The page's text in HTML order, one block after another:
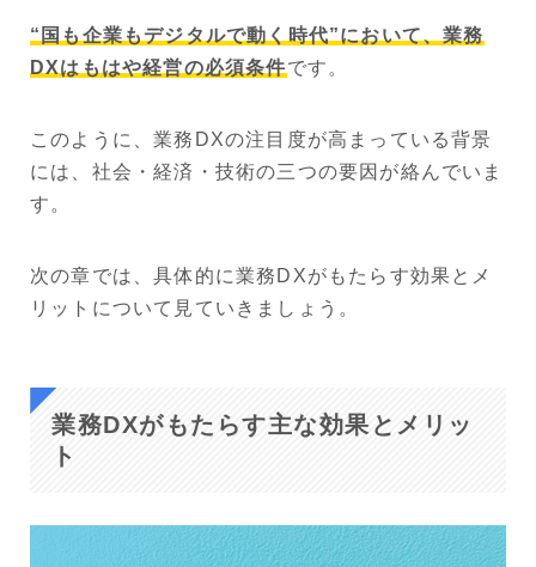
“国も企業もデジタルで動く時代”において、業務
DXはもはや経営の必須条件です。
このように、業務DXの注目度が高まっている背景
には、社会・経済・技術の三つの要因が絡んでいま
す。
次の章では、具体的に業務DXがもたらす効果とメ
リットについて見ていきましょう。
業務DXがもたらす主な効果とメリッ
ト